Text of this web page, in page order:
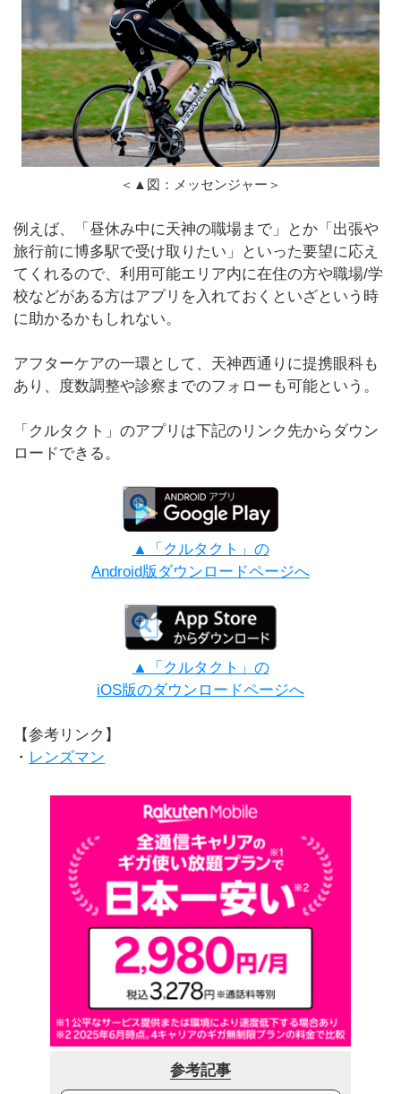
＜▲図：メッセンジャー＞
例えば、「昼休み中に天神の職場まで」とか「出張や
旅行前に博多駅で受け取りたい」といった要望に応え
てくれるので、利用可能エリア内に在住の方や職場/学
校などがある方はアプリを入れておくといざという時
に助かるかもしれない。
アフターケアの一環として、天神西通りに提携眼科も
あり、度数調整や診察までのフォローも可能という。
「クルタクト」のアプリは下記のリンク先からダウン
ロードできる。
▲「クルタクト」の
Android版ダウンロードページへ
▲「クルタクト」の
iOS版のダウンロードページへ
【参考リンク】
・ レンズマン
参考記事